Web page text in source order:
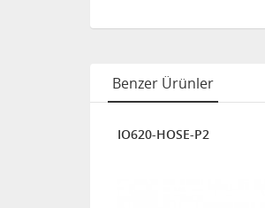
Benzer Ürünler
IO620-HOSE-P2